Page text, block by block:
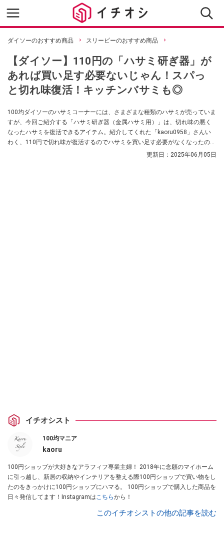
ダイソーのおすすめ商品 スリーピーのおすすめ商品
【ダイソー】110円の「ハサミ研ぎ器」が
あれば買い足す必要ないじゃん！スパっ
と切れ味復活！キッチンバサミも◎
100均ダイソーのハサミコーナーには、さまざまな種類のハサミが売っていま
すが、今回ご紹介する「ハサミ研ぎ器（金属ハサミ用）」は、切れ味の悪く
なったハサミを復活できるアイテム。紹介してくれた「kaoru0958」さんい
わく、110円で切れ味が復活するのでハサミを買い足す必要がなくなったのだ
更新日： 2025年06月05日
イチオシスト
100均マニア
kaoru
100円ショップが大好きなアラフィフ専業主婦！ 2018年に念願のマイホーム
に引っ越し、新居の収納やインテリアを整える際100円ショップで買い物をし
たのをきっかけに100円ショップにハマる。 100円ショップで購入した商品を
日々発信してます！Instagramはこちらから！
このイチオシストの他の記事を読む